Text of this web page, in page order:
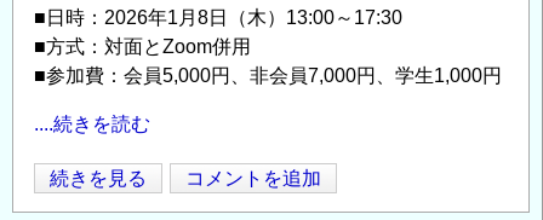
■日時：2026年1月8日（木）13:00～17:30
■方式：対面とZoom併用
■参加費：会員5,000円、非会員7,000円、学生1,000円
....続きを読む
第
25
続きを見る コメントを追加